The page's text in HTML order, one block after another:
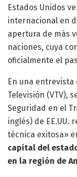
Estados Unidos
internacional en
apertura de más
naciones, cuya
oficialmente el
En una entrevista
Televisión (VTV),
Seguridad en el
inglés) de
técnica exitosa»
capital del
en la región de